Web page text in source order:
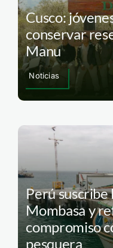
Cusco:
conservar
Manu
Noticias
Perú suscribe
Mombasa y
compromiso
pesquera